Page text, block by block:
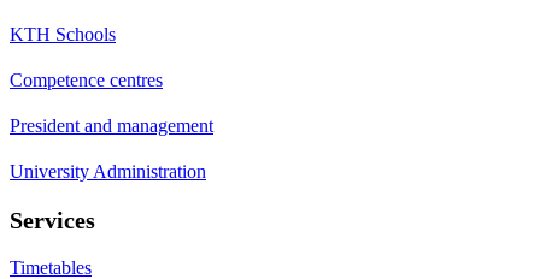
KTH Schools
Competence centres
President and management
University Administration
Services
Timetables